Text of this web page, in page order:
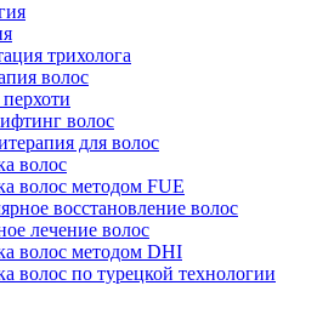
трихолога
волос
волос
для волос
волос
волос методом FUE
восстановление волос
лечение волос
волос методом DHI
волос по турецкой технологии